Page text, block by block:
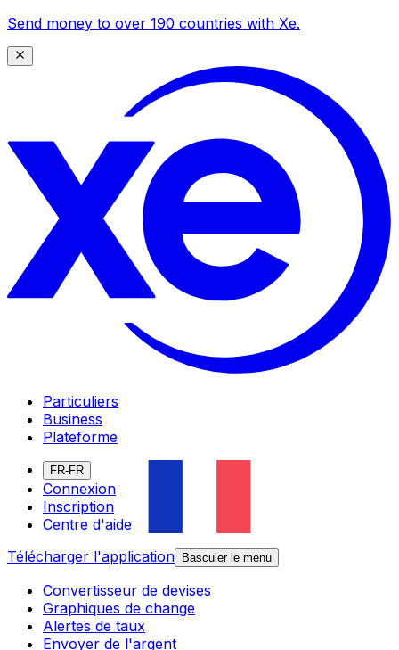
Send money to over 190 countries with Xe.
Particuliers
Business
Plateforme
FR-FR
Connexion
Inscription
Centre d'aide
Télécharger l'application
Basculer le menu
Convertisseur de devises
Graphiques de change
Alertes de taux
Envoyer de l'argent